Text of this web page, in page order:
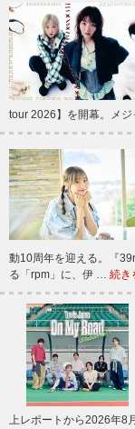
tour 2026】を開幕。メ
動10周年を迎える。『
る「rpm」に、伊 … 続き
上レポートから2026年8